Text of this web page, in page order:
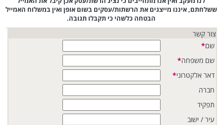
ששלחתם, איננו מייצגים את הרשתות/עסקים בשום אופן ואין במשלוח האמייל
הבטחה כלשהי כי תקבלו תגובה.
צור קשר
שם*
שם משפחה*
דאר אלקטרוני*
חברה
תפקיד
עיר / ישוב